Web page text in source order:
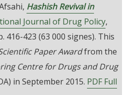
Hashish Revival in
Journal of Drug Policy,
416-423 (63 000 signes). This
Paper Awardfrom the
Centre for Drugs and Drug
in September 2015. PDF Full